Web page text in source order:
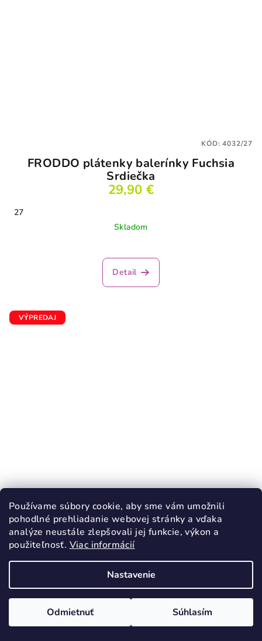
Používame súbory cookie, aby sme vám umožnili
pohodlné prehliadanie webovej stránky a vďaka
analýze neustále zlepšovali jej funkcie, výkon a
použiteľnosť. Viac informácií
Nastavenie
Odmietnuť Súhlasím
FRODDO plátenky balerínky Fuchsia
Srdiečka
29,90 €
27
Skladom
Detail
KÓD:4032/27
VÝPREDAJ
PROTETIKA NIKLAS BROWN prechodné
topánky
28,10 €